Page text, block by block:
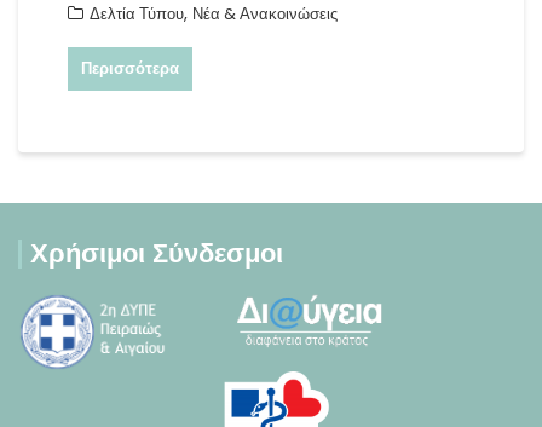
Δελτία Τύπου, Νέα & Ανακοινώσεις
Περισσότερα
Χρήσιμοι Σύνδεσμοι